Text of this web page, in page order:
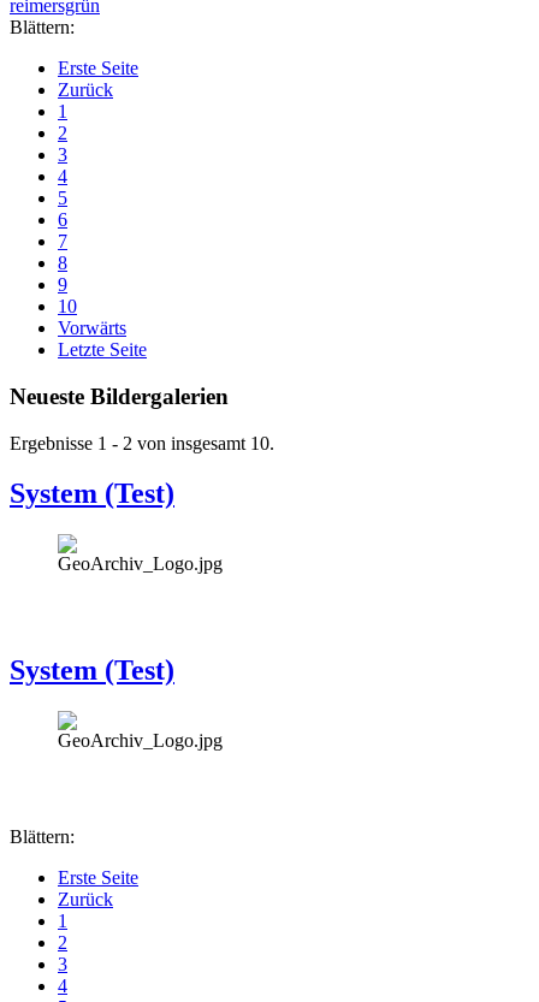
reimersgrün
Blättern:
Erste Seite
Zurück
1
2
3
4
5
6
7
8
9
10
Vorwärts
Letzte Seite
Neueste Bildergalerien
Ergebnisse 1 - 2 von insgesamt 10.
System (Test)
System (Test)
Blättern:
Erste Seite
Zurück
1
2
3
4